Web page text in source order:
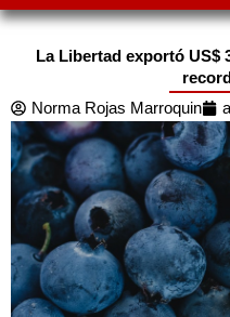
La Libertad exportó US$
Norma Rojas Marroquin